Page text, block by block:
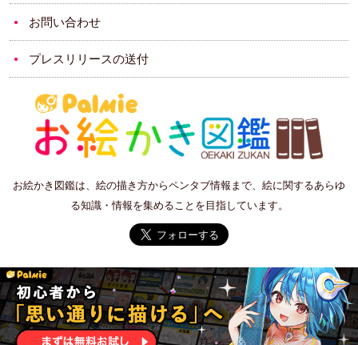
お問い合わせ
プレスリリースの送付
お絵かき図鑑は、絵の描き方からペンタブ情報まで、絵に関するあらゆ
る知識・情報を集めることを目指しています。